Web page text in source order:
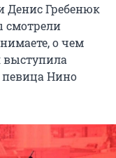
Денис Гребенюк
смотрели
о чем
выступила
певица Нино